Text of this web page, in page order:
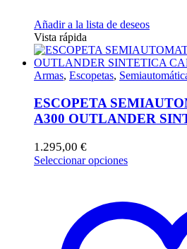
Añadir a la lista de deseos
Vista rápida
Armas, Escopetas,
ESCOPETA
A300 OUTLANDER
1.295,00 €
Seleccionar opcionesEste
variantes.
Las
opciones